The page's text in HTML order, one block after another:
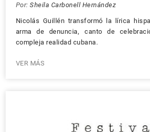
Por: Sheila Carbonell Hernández
Nicolás Guillén transformó la lírica
arma de denuncia, canto de
compleja realidad cubana.
VER MÁS